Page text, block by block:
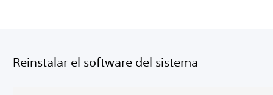
Reinstalar el software del sistema